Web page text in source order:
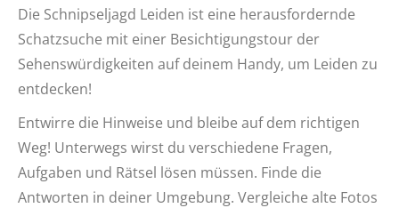
Die Schnipseljagd Leiden ist eine herausfordernde
Schatzsuche mit einer Besichtigungstour der
Sehenswürdigkeiten auf deinem Handy, um Leiden zu
entdecken!
Entwirre die Hinweise und bleibe auf dem richtigen
Weg! Unterwegs wirst du verschiedene Fragen,
Aufgaben und Rätsel lösen müssen. Finde die
Antworten in deiner Umgebung. Vergleiche alte Fotos